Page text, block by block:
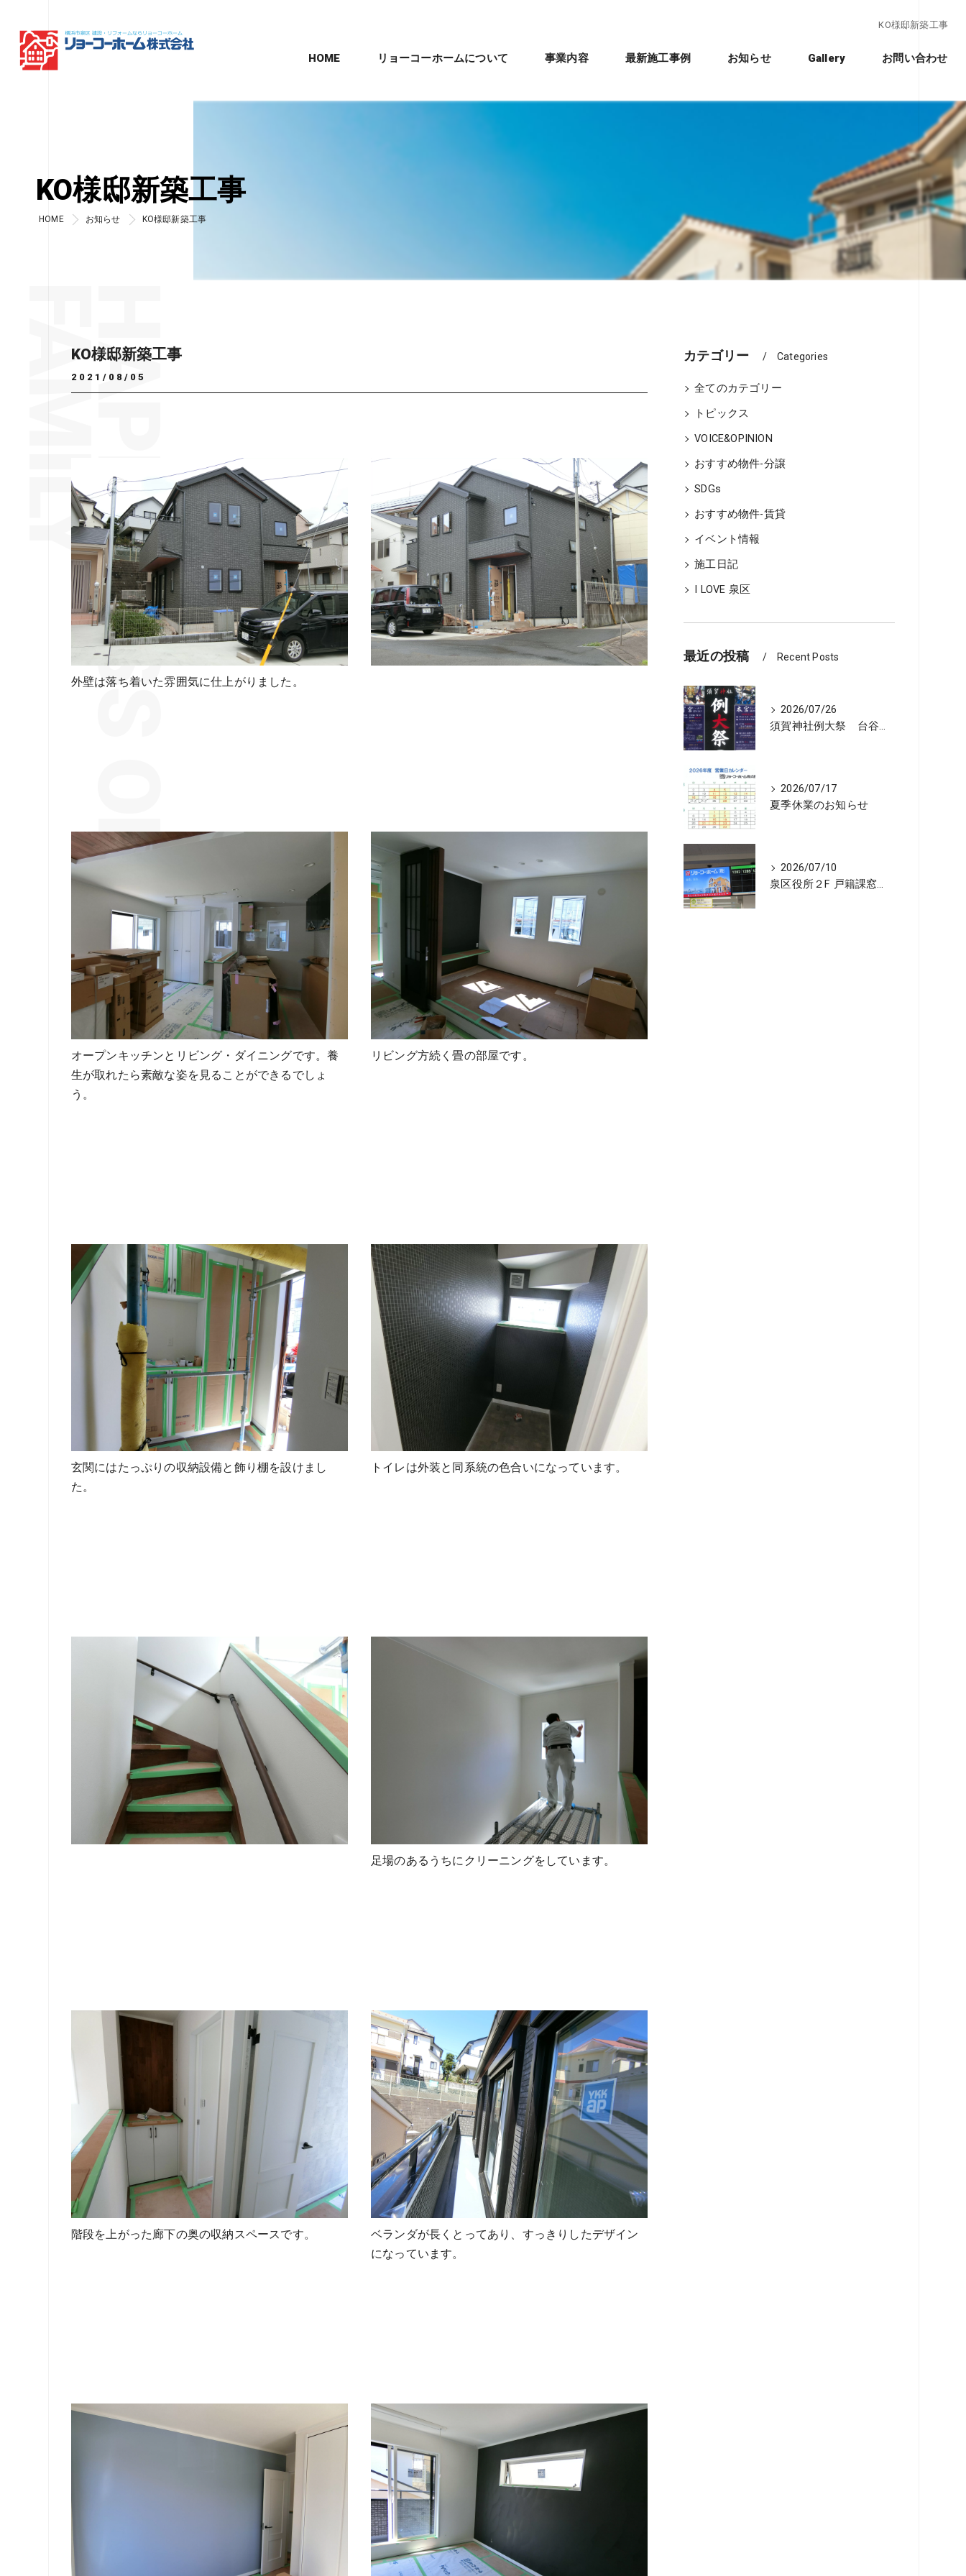
KO様邸新築工事
HOME リョーコーホームについて
会社概要
事業内容
新築住宅施工
リフォームとリノベーションの違い
福祉施設・公共施設
住まいを買う契約の流れ
住まいを売る契約の流れ
福祉サービス
最新施工事例 お知らせ Gallery お問い合わせ
KO様邸新築工事
HOME お知らせ KO様邸新築工事
KO様邸新築工事
2021/08/05
外壁は落ち着いた雰囲気に仕上がりました。
オープンキッチンとリビング・ダイニングです。養
生が取れたら素敵な姿を見ることができるでしょ
う。
リビング方続く畳の部屋です。
玄関にはたっぷりの収納設備と飾り棚を設けまし
た。
トイレは外装と同系統の色合いになっています。
足場のあるうちにクリーニングをしています。
階段を上がった廊下の奥の収納スペースです。
ベランダが長くとってあり、すっきりしたデザイン
になっています。
カテゴリー Categories
全てのカテゴリー
トピックス
VOICE&OPINION
おすすめ物件-分譲
SDGs
おすすめ物件-賃貸
イベント情報
施工日記
I LOVE 泉区
最近の投稿 Recent Posts
2026/07/26
須賀神社例大祭 台谷戸神酒所リョーコホーム前に設置 担渡御出発
2026/07/17
夏季休業のお知らせ
2026/07/10
泉区役所２F 戸籍課窓口の順番お知らせ機に宣伝広告を開始しました